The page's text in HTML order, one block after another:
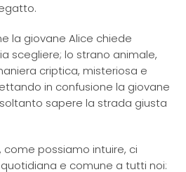
la giovane Alice chiede
scegliere; lo strano animale,
criptica, misteriosa e
in confusione la giovane
sapere la strada giusta
possiamo intuire, ci
e comune a tutti noi: